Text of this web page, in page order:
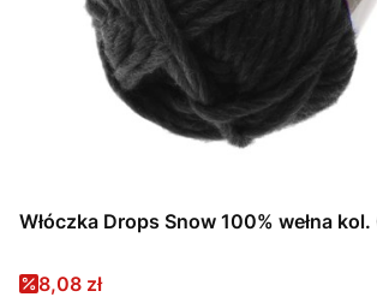
Włóczka Drops Snow 100% wełna
Cena promocyjna
8,08 zł